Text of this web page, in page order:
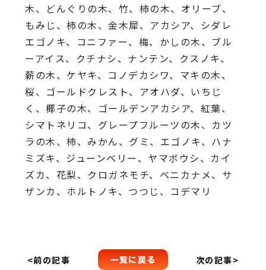
木、どんぐりの木、竹、柿の木、オリーブ、
もみじ、柿の木、金木犀、アカシア、シダレ
エゴノキ、コニファー、梅、かしの木、ブル
ーアイス、クチナシ、ナンテン、クスノキ、
薪の木、ケヤキ、コノデカシワ、マキの木、
桜、ゴールドクレスト、アオハダ、いちじ
く、椰子の木、ゴールデンアカシア、紅葉、
シマトネリコ、グレープフルーツの木、カツ
ラの木、柿、みかん、グミ、エゴノキ、ハナ
ミズキ、ジューンベリー、ヤマボウシ、カイ
ズカ、花梨、クロガネモチ、ベニカナメ、サ
ザンカ、ホルトノキ、つつじ、コデマリ
<前の記事 一覧に戻る 次の記事>